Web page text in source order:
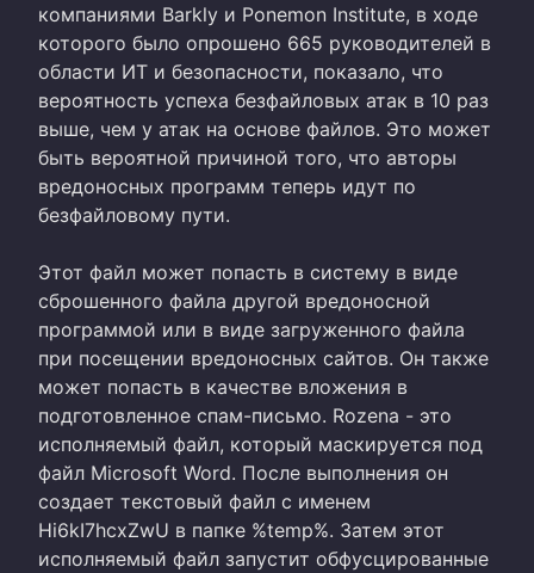
компаниями Barkly и Ponemon Institute, в ходе
которого было опрошено 665 руководителей в
области ИТ и безопасности, показало, что
вероятность успеха безфайловых атак в 10 раз
выше, чем у атак на основе файлов. Это может
быть вероятной причиной того, что авторы
вредоносных программ теперь идут по
безфайловому пути.
Этот файл может попасть в систему в виде
сброшенного файла другой вредоносной
программой или в виде загруженного файла
при посещении вредоносных сайтов. Он также
может попасть в качестве вложения в
подготовленное спам-письмо. Rozena - это
исполняемый файл, который маскируется под
файл Microsoft Word. После выполнения он
создает текстовый файл с именем
Hi6kI7hcxZwU в папке %temp%. Затем этот
исполняемый файл запустит обфусцированные